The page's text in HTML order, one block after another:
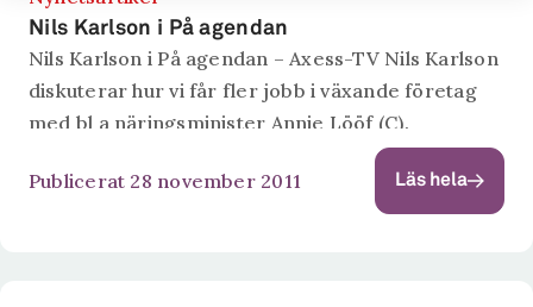
Nils Karlson i På agendan
Nils Karlson i På agendan – Axess-TV Nils Karlson
diskuterar hur vi får fler jobb i växande företag
med bl a näringsminister Annie Lööf (C).
Publicerat 28 november 2011 Läs hela